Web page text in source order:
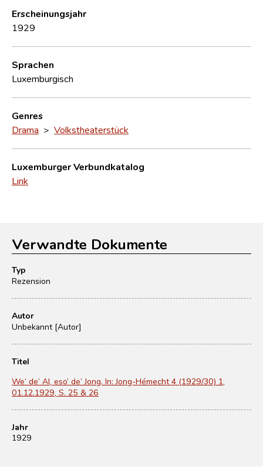
Erscheinungsjahr
1929
Sprachen
Luxemburgisch
Genres
Drama > Volkstheaterstück
Luxemburger Verbundkatalog
Link
Verwandte Dokumente
Typ
Rezension
Autor
Unbekannt [Autor]
Titel
We’ de’ Al, eso’ de’ Jong. In: Jong-Hémecht 4 (1929/30) 1,
01.12.1929, S. 25 & 26
Jahr
1929